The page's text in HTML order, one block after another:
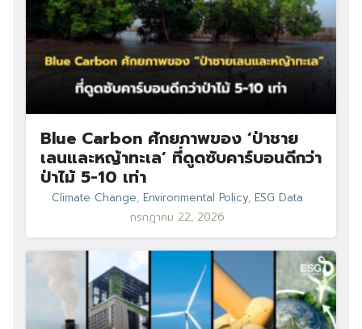
Blue Carbon ศักยภาพของ ‘ป่าชาย
เลนและหญ้าทะเล’ ที่ดูดซับคาร์บอนดีกว่า
ป่าไม้ 5-10 เท่า
Climate Change, Environmental Policy, ESG Data
กรกฎาคม 22, 2026